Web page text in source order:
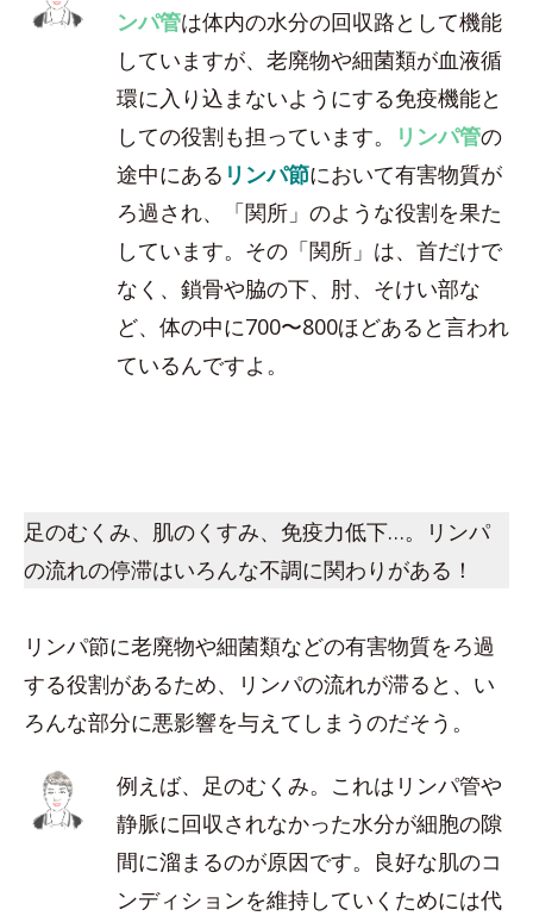
ンパ管は体内の水分の回収路として機能
していますが、老廃物や細菌類が血液循
環に入り込まないようにする免疫機能と
しての役割も担っています。
リンパ管の
途中にある リンパ節において有害物質が
ろ過され、「関所」のような役割を果た
しています。その「関所」は、首だけで
なく、鎖骨や脇の下、肘、そけい部な
ど、体の中に700〜800ほどあると言われ
ているんですよ。
足のむくみ、肌のくすみ、免疫力低下…。リンパ
の流れの停滞はいろんな不調に関わりがある！
リンパ節に老廃物や細菌類などの有害物質をろ過
する役割があるため、リンパの流れが滞ると、い
ろんな部分に悪影響を与えてしまうのだそう。
例えば、足のむくみ。これはリンパ管や
静脈に回収されなかった水分が細胞の隙
間に溜まるのが原因です。良好な肌のコ
ンディションを維持していくためには代